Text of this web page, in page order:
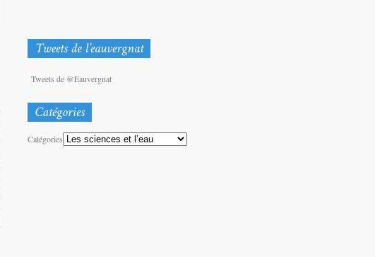
Tweets de @Eauvergnat
Catégories